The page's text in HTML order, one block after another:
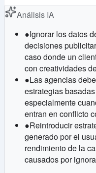
Análisis IA
●Ignorar los datos
decisiones
caso donde un
con creatividades
●Las agencias
estrategias
especialmente
entran en conflicto
●Reintroducir
generado por el
rendimiento de la
causados por